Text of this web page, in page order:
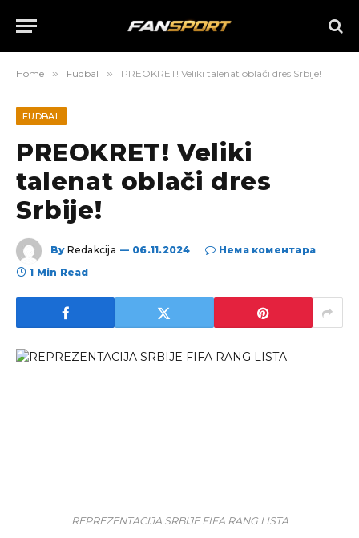
Home » Fudbal » PREOKRET! Veliki talenat oblači dres Srbije!
FUDBAL
PREOKRET! Veliki
talenat oblači dres
Srbije!
By Redakcija 06.11.2024
Нема коментара
1 Min Read
REPREZENTACIJA SRBIJE FIFA RANG LISTA